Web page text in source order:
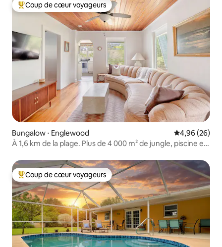
Coups de cœur voyageurs les plus appréciés
Coup de cœur voyageurs
Bungalow ⋅ Englewood Évaluation
4,96 (26)
À 1,6 km de la plage. Plus de 4 000 m² de jungle, piscine et
Coups de cœur voyageurs les plus appréciés
Coup de cœur voyageurs